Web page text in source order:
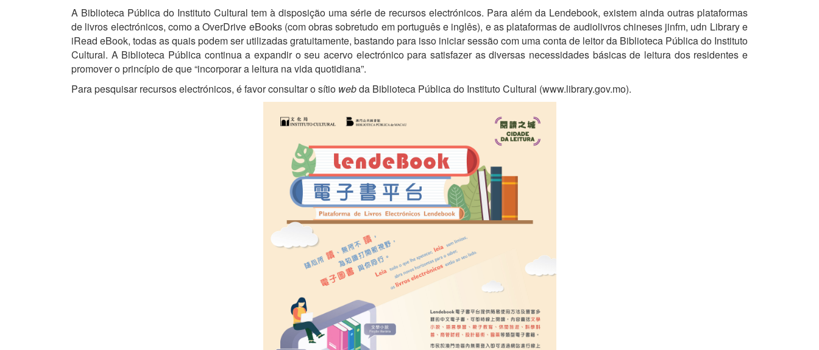
A Biblioteca Pública do Instituto Cultural tem à disposição uma série de recursos electrónicos. Para além da Lendebook, existem ainda outras plataformas
de livros electrónicos, como a OverDrive eBooks (com obras sobretudo em português e inglês), e as plataformas de audiolivros chineses jinfm, udn Library e
iRead eBook, todas as quais podem ser utilizadas gratuitamente, bastando para isso iniciar sessão com uma conta de leitor da Biblioteca Pública do Instituto
Cultural. A Biblioteca Pública continua a expandir o seu acervo electrónico para satisfazer as diversas necessidades básicas de leitura dos residentes e
promover o princípio de que “incorporar a leitura na vida quotidiana”.
Para pesquisar recursos electrónicos, é favor consultar o sítio webda Biblioteca Pública do Instituto Cultural (www.library.gov.mo).